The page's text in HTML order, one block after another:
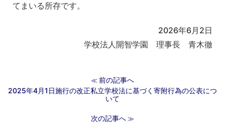
てまいる所存です。
2026年6月2日
学校法人開智学園 理事長 青木徹
≪前の記事へ
2025年4月1日施行の改正私立学校法に基づく寄附行為の公表につ
いて
次の記事へ≫